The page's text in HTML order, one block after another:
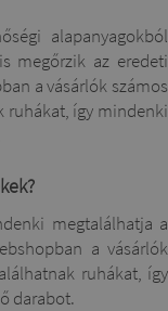
alapanyagokból
megőrzik az eredeti
a vásárlók számos
ruhákat, így mindenki
megtalálhatja a
a vásárlók
ruhákat, így
darabot.